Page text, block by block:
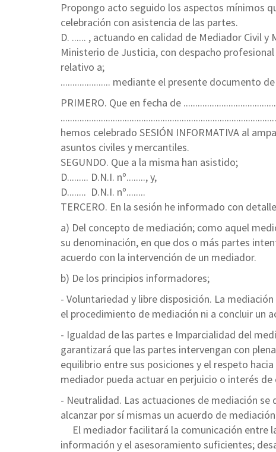
Propongo acto seguido los aspectos mínimos
celebración con asistencia de las partes.
D. ...... , actuando en calidad de Mediador Civil
Ministerio de Justicia, con despacho
relativo a;
..................... mediante el presente documento
PRIMERO. Que en fecha de
hemos celebrado SESIÓN INFORMATIVA al
asuntos civiles y mercantiles.
SEGUNDO. Que a la misma han asistido;
D......... D.N.I. nº........, y,
D........ D.N.I. nº........
TERCERO. En la sesión he informado con
a) Del concepto de mediación; como aquel
su denominación, en que dos o más partes
acuerdo con la intervención de un mediador.
b) De los principios informadores;
- Voluntariedad y libre disposición. La
el procedimiento de mediación ni a concluir un
- Igualdad de las partes e Imparcialidad del
garantizará que las partes intervengan con
equilibrio entre sus posiciones y el respeto
mediador pueda actuar en perjuicio o interés de
- Neutralidad. Las actuaciones de mediación
alcanzar por sí mismas un acuerdo de
El mediador facilitará la comunicación entre
información y el asesoramiento suficientes;